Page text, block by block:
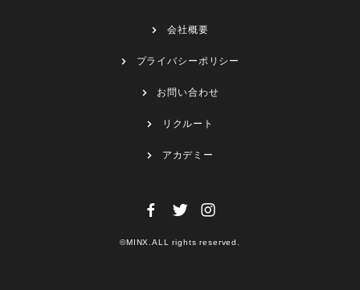
会社概要
プライバシーポリシー
お問い合わせ
リクルート
アカデミー
©MINX.ALL rights reserved.